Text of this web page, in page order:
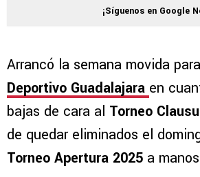
¡Síguenos en Google
Arrancó la semana movida
Deportivo Guadalajara en
bajas de cara al Torneo
de quedar eliminados el
Torneo Apertura 2025 a